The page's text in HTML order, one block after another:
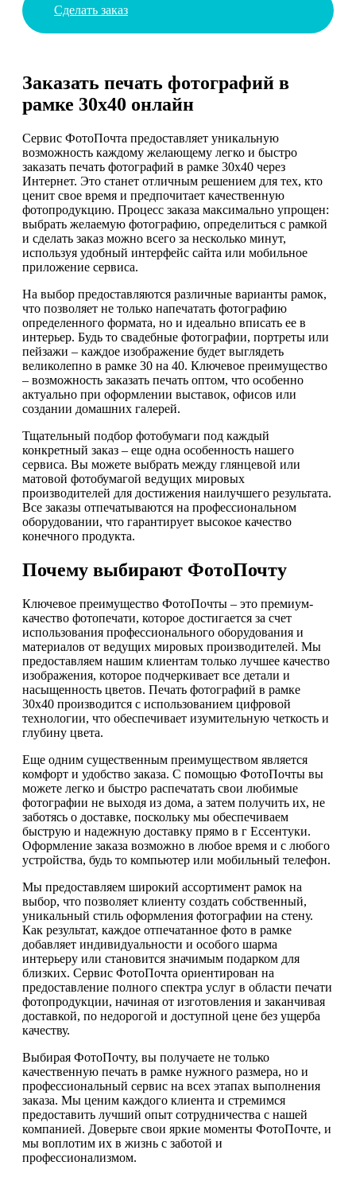
Сделать заказ
Заказать печать фотографий в
рамке 30х40 онлайн
Сервис ФотоПочта предоставляет уникальную
возможность каждому желающему легко и быстро
заказать печать фотографий в рамке 30х40 через
Интернет. Это станет отличным решением для тех, кто
ценит свое время и предпочитает качественную
фотопродукцию. Процесс заказа максимально упрощен:
выбрать желаемую фотографию, определиться с рамкой
и сделать заказ можно всего за несколько минут,
используя удобный интерфейс сайта или мобильное
приложение сервиса.
На выбор предоставляются различные варианты рамок,
что позволяет не только напечатать фотографию
определенного формата, но и идеально вписать ее в
интерьер. Будь то свадебные фотографии, портреты или
пейзажи – каждое изображение будет выглядеть
великолепно в рамке 30 на 40. Ключевое преимущество
– возможность заказать печать оптом, что особенно
актуально при оформлении выставок, офисов или
создании домашних галерей.
Тщательный подбор фотобумаги под каждый
конкретный заказ – еще одна особенность нашего
сервиса. Вы можете выбрать между глянцевой или
матовой фотобумагой ведущих мировых
производителей для достижения наилучшего результата.
Все заказы отпечатываются на профессиональном
оборудовании, что гарантирует высокое качество
конечного продукта.
Почему выбирают ФотоПочту
Ключевое преимущество ФотоПочты – это премиум-
качество фотопечати, которое достигается за счет
использования профессионального оборудования и
материалов от ведущих мировых производителей. Мы
предоставляем нашим клиентам только лучшее качество
изображения, которое подчеркивает все детали и
насыщенность цветов. Печать фотографий в рамке
30х40 производится с использованием цифровой
технологии, что обеспечивает изумительную четкость и
глубину цвета.
Еще одним существенным преимуществом является
комфорт и удобство заказа. С помощью ФотоПочты вы
можете легко и быстро распечатать свои любимые
фотографии не выходя из дома, а затем получить их, не
заботясь о доставке, поскольку мы обеспечиваем
быструю и надежную доставку прямо в г Ессентуки.
Оформление заказа возможно в любое время и с любого
устройства, будь то компьютер или мобильный телефон.
Мы предоставляем широкий ассортимент рамок на
выбор, что позволяет клиенту создать собственный,
уникальный стиль оформления фотографии на стену.
Как результат, каждое отпечатанное фото в рамке
добавляет индивидуальности и особого шарма
интерьеру или становится значимым подарком для
близких. Сервис ФотоПочта ориентирован на
предоставление полного спектра услуг в области печати
фотопродукции, начиная от изготовления и заканчивая
доставкой, по недорогой и доступной цене без ущерба
качеству.
Выбирая ФотоПочту, вы получаете не только
качественную печать в рамке нужного размера, но и
профессиональный сервис на всех этапах выполнения
заказа. Мы ценим каждого клиента и стремимся
предоставить лучший опыт сотрудничества с нашей
компанией. Доверьте свои яркие моменты ФотоПочте, и
мы воплотим их в жизнь с заботой и
профессионализмом.